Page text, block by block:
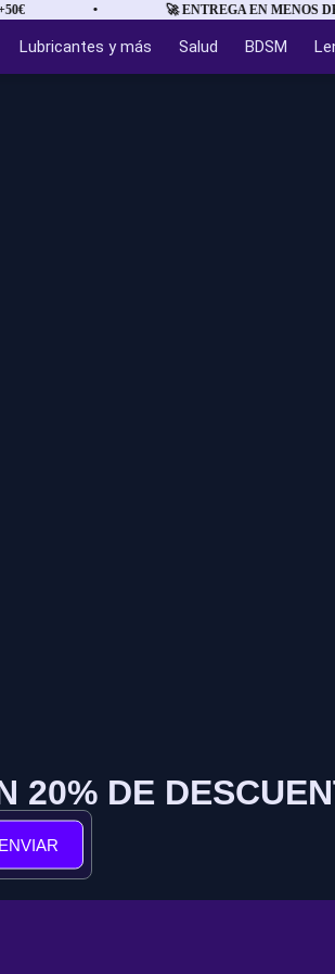
🚀 ENTREGA EN MENOS
Lubricantes y más Salud BDSM
20% DE
ENVIAR